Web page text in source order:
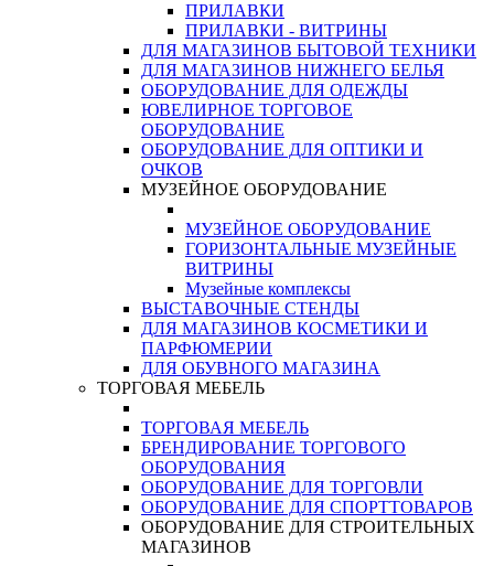
ПРИЛАВКИ
ПРИЛАВКИ - ВИТРИНЫ
ДЛЯ МАГАЗИНОВ БЫТОВОЙ ТЕХНИКИ
ДЛЯ МАГАЗИНОВ НИЖНЕГО БЕЛЬЯ
ОБОРУДОВАНИЕ ДЛЯ ОДЕЖДЫ
ЮВЕЛИРНОЕ ТОРГОВОЕ
ОБОРУДОВАНИЕ
ОБОРУДОВАНИЕ ДЛЯ ОПТИКИ И
ОЧКОВ
МУЗЕЙНОЕ ОБОРУДОВАНИЕ
МУЗЕЙНОЕ ОБОРУДОВАНИЕ
ГОРИЗОНТАЛЬНЫЕ МУЗЕЙНЫЕ
ВИТРИНЫ
Музейные комплексы
ВЫСТАВОЧНЫЕ СТЕНДЫ
ДЛЯ МАГАЗИНОВ КОСМЕТИКИ И
ПАРФЮМЕРИИ
ДЛЯ ОБУВНОГО МАГАЗИНА
ТОРГОВАЯ МЕБЕЛЬ
ТОРГОВАЯ МЕБЕЛЬ
БРЕНДИРОВАНИЕ ТОРГОВОГО
ОБОРУДОВАНИЯ
ОБОРУДОВАНИЕ ДЛЯ ТОРГОВЛИ
ОБОРУДОВАНИЕ ДЛЯ СПОРТТОВАРОВ
ОБОРУДОВАНИЕ ДЛЯ СТРОИТЕЛЬНЫХ
МАГАЗИНОВ